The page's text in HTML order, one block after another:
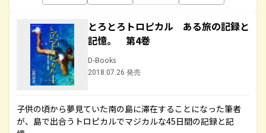
とろとろトロピカル ある旅の記録と
記憶。 第4巻
D-Books
2018.07.26 発売
子供の頃から夢見ていた南の島に滞在することになった筆者
が、島で出合うトロピカルでマジカルな45日間の記録と記